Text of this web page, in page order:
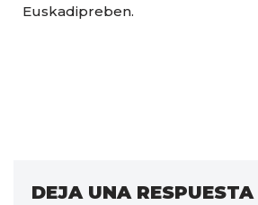
Euskadipreben.
DEJA UNA RESPUESTA